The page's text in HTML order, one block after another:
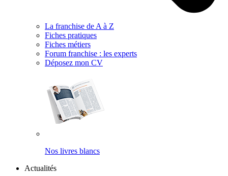
La franchise de A à Z
Fiches pratiques
Fiches métiers
Forum franchise : les experts
Déposez mon CV
Nos livres blancs
Actualités